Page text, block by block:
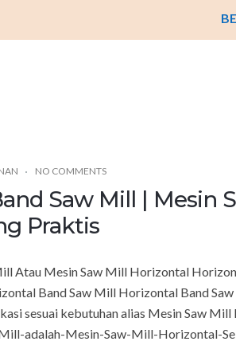
NO COMMENTS
Saw Mill | Mesin
Praktis
Atau Mesin Saw Mill Horizontal
Band Saw Mill Horizontal Band
sesuai kebutuhan alias Mesin Saw
adalah-Mesin-Saw-Mill-Horizontal-